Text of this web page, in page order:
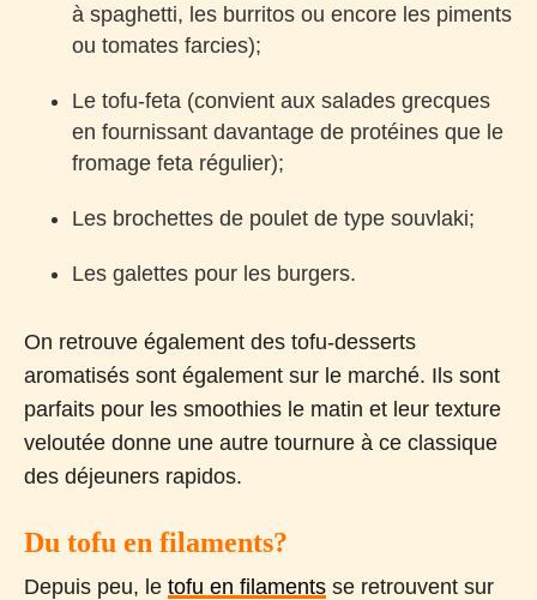
à spaghetti, les burritos ou encore les piments
ou tomates farcies);
Le tofu-feta (convient aux salades grecques
en fournissant davantage de protéines que le
fromage feta régulier);
Les brochettes de poulet de type souvlaki;
Les galettes pour les burgers.
On retrouve également des tofu-desserts
aromatisés sont également sur le marché. Ils sont
parfaits pour les smoothies le matin et leur texture
veloutée donne une autre tournure à ce classique
des déjeuners rapidos.
Du tofu en filaments?
Depuis peu, le tofu en filaments se retrouvent sur